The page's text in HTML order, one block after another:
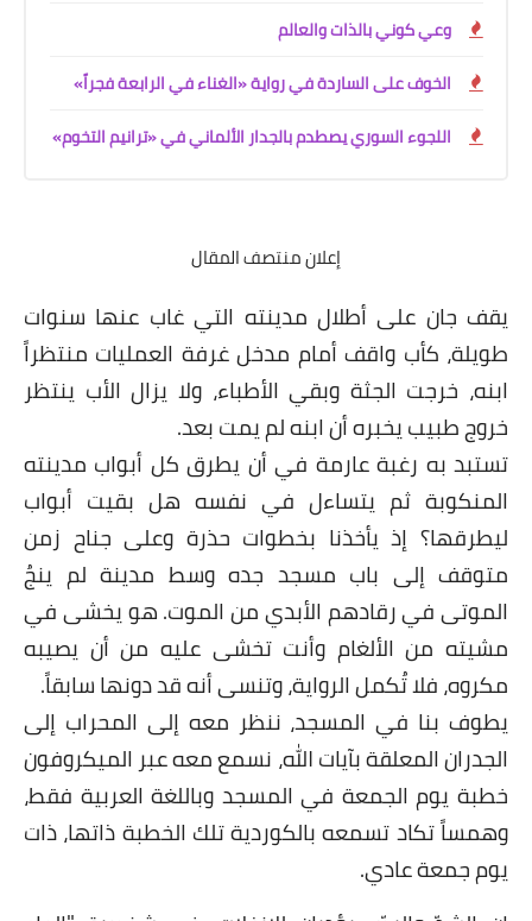
وعي كوني بالذات والعالم
الخوف على الساردة في رواية «الغناء في الرابعة فجراً»
اللجوء السوري يصطدم بالجدار الألماني في «ترانيم التخوم»
إعلان منتصف المقال
يقف جان على أطلال مدينته التي غاب عنها سنوات
طويلة، كأب واقف أمام مدخل غرفة العمليات منتظراً
ابنه، خرجت الجثة وبقي الأطباء، ولا يزال الأب ينتظر
خروج طبيب يخبره أن ابنه لم يمت بعد.
تستبد به رغبة عارمة في أن يطرق كل أبواب مدينته
المنكوبة ثم يتساءل في نفسه هل بقيت أبواب
ليطرقها؟ إذ يأخذنا بخطوات حذرة وعلى جناح زمن
متوقف إلى باب مسجد جده وسط مدينة لم ينجُ
الموتى في رقادهم الأبدي من الموت. هو يخشى في
مشيته من الألغام وأنت تخشى عليه من أن يصيبه
مكروه، فلا تُكمل الرواية، وتنسى أنه قد دونها سابقاً.
يطوف بنا في المسجد، ننظر معه إلى المحراب إلى
الجدران المعلقة بآيات الله، نسمع معه عبر الميكروفون
خطبة يوم الجمعة في المسجد وباللغة العربية فقط،
وهمساً تكاد تسمعه بالكوردية تلك الخطبة ذاتها، ذات
يوم جمعة عادي.